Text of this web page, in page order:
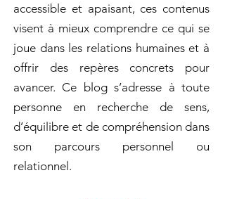
accessible et apaisant, ces contenus
visent à mieux comprendre ce qui se
joue dans les relations humaines et à
offrir des repères concrets pour
avancer. Ce blog s’adresse à toute
personne en recherche de sens,
d’équilibre et de compréhension dans
son parcours personnel ou
relationnel.